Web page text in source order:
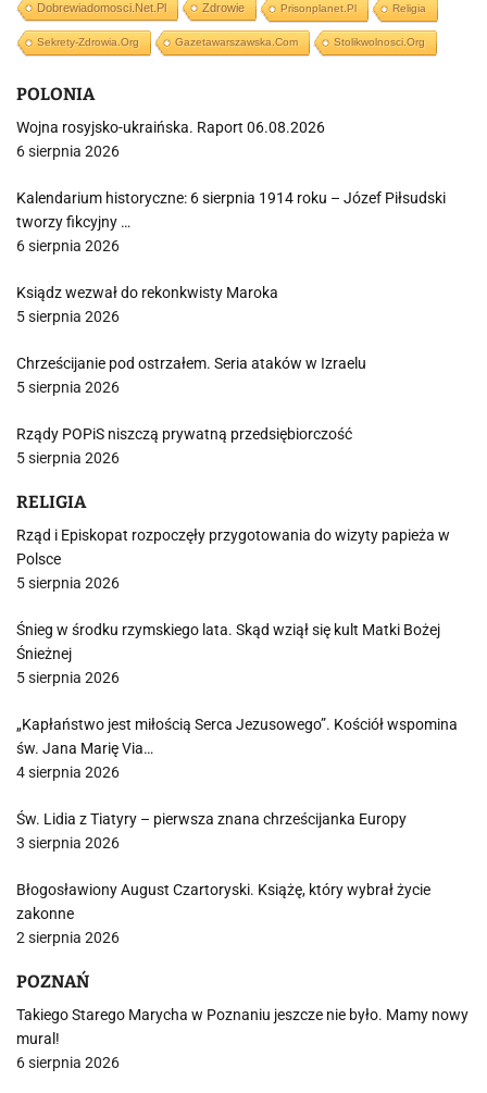
Dobrewiadomosci.net.pl Zdrowie Prisonplanet.pl Religia
Sekrety-Zdrowia.org Gazetawarszawska.com Stolikwolnosci.org
POLONIA
Wojna rosyjsko-ukraińska. Raport 06.08.2026
6 sierpnia 2026
Kalendarium historyczne: 6 sierpnia 1914 roku – Józef Piłsudski
tworzy fikcyjny …
6 sierpnia 2026
Ksiądz wezwał do rekonkwisty Maroka
5 sierpnia 2026
Chrześcijanie pod ostrzałem. Seria ataków w Izraelu
5 sierpnia 2026
Rządy POPiS niszczą prywatną przedsiębiorczość
5 sierpnia 2026
RELIGIA
Rząd i Episkopat rozpoczęły przygotowania do wizyty papieża w
Polsce
5 sierpnia 2026
Śnieg w środku rzymskiego lata. Skąd wziął się kult Matki Bożej
Śnieżnej
5 sierpnia 2026
„Kapłaństwo jest miłością Serca Jezusowego”. Kościół wspomina
św. Jana Marię Via…
4 sierpnia 2026
Św. Lidia z Tiatyry – pierwsza znana chrześcijanka Europy
3 sierpnia 2026
Błogosławiony August Czartoryski. Książę, który wybrał życie
zakonne
2 sierpnia 2026
POZNAŃ
Takiego Starego Marycha w Poznaniu jeszcze nie było. Mamy nowy
mural!
6 sierpnia 2026